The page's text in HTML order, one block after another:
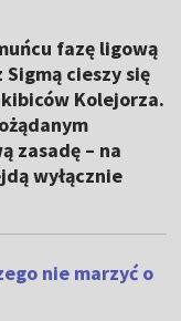
fazę ligową
cieszy się
Kolejorza.
zasadę – na
wyłącznie
nie marzyć o